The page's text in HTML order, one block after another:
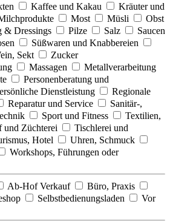
Kaffee und Kakau
Kräuter und
Most Müsli
Obst
& Dressings Pilze Salz
Saucen
Süßwaren und Knabbereien
Sekt
Zucker
Massagen
Metallverarbeitung
Personenberatung und
Dienstleistung
Regionale
Reparatur und Service
Sanitär-,
Sport und Fitness
Textilien,
und Züchterei
Tischlerei und
Hotel
Uhren, Schmuck
Workshops, Führungen oder
Ab-Hof Verkauf
Büro, Praxis
Selbstbedienungsladen
Vor